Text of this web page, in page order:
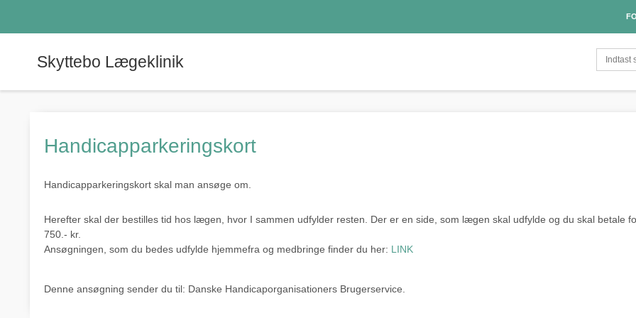
Skyttebo Lægeklinik
Handicapparkeringskort
Handicapparkeringskort skal man ansøge om.
Herefter skal der bestilles tid hos lægen, hvor I sammen udfylder resten. Der er en side, som lægen skal udfylde og du skal betale
750.- kr.
Ansøgningen, som du bedes udfylde hjemmefra og medbringe finder du her: LINK
Denne ansøgning sender du til: Danske Handicaporganisationers Brugerservice.